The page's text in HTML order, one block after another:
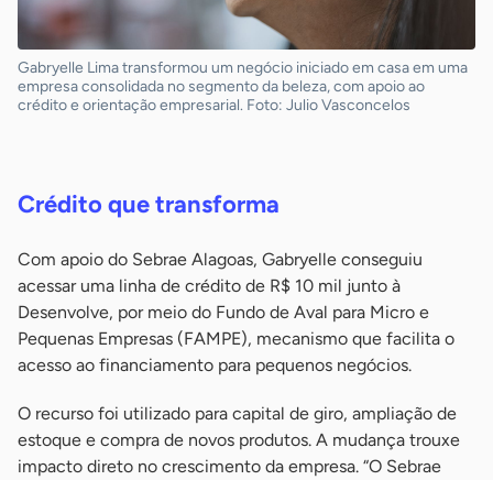
Gabryelle Lima transformou um negócio iniciado em casa em uma
empresa consolidada no segmento da beleza, com apoio ao
crédito e orientação empresarial. Foto: Julio Vasconcelos
Crédito que transforma
Com apoio do Sebrae Alagoas, Gabryelle conseguiu
acessar uma linha de crédito de R$ 10 mil junto à
Desenvolve, por meio do Fundo de Aval para Micro e
Pequenas Empresas (FAMPE), mecanismo que facilita o
acesso ao financiamento para pequenos negócios.
O recurso foi utilizado para capital de giro, ampliação de
estoque e compra de novos produtos. A mudança trouxe
impacto direto no crescimento da empresa. “O Sebrae